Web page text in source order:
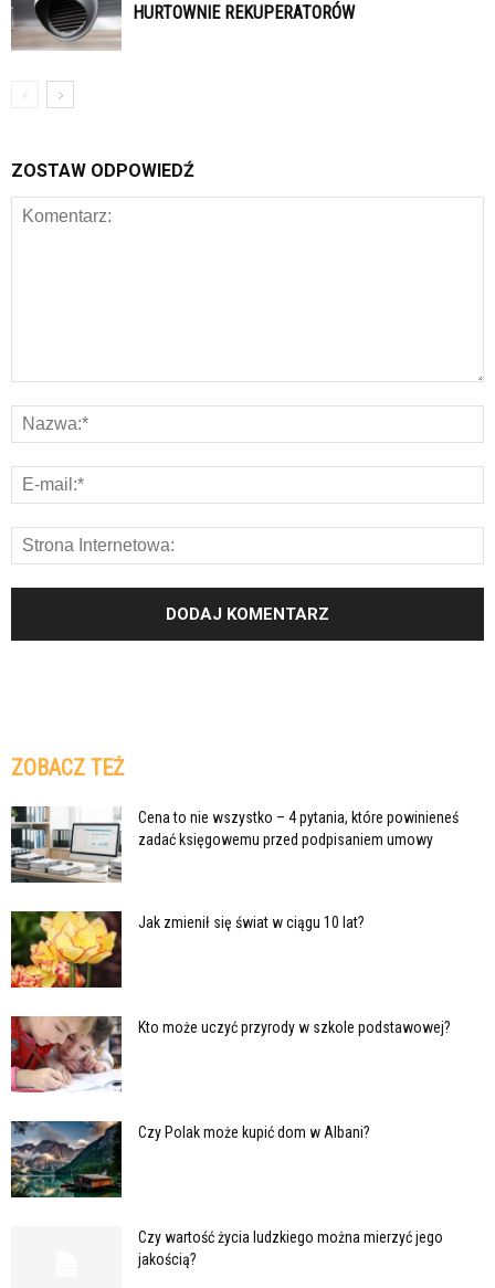
HURTOWNIE REKUPERATORÓW
ZOSTAW ODPOWIEDŹ
ZOBACZ TEŻ
Cena to nie wszystko – 4 pytania, które powinieneś
zadać księgowemu przed podpisaniem umowy
Jak zmienił się świat w ciągu 10 lat?
Kto może uczyć przyrody w szkole podstawowej?
Czy Polak może kupić dom w Albani?
Czy wartość życia ludzkiego można mierzyć jego
jakością?